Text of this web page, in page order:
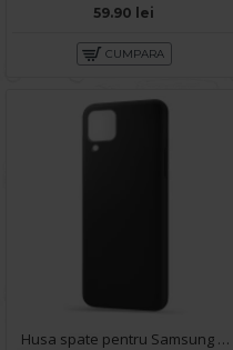
59.90 lei
CUMPARA
Husa spate pentru Samsung A22 4G - Silicon Line Negru